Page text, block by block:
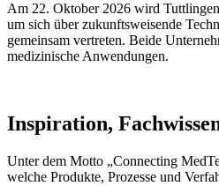
Am 22. Oktober 2026 wird
um sich über zukunftsweisende
gemeinsam vertreten. Beide
medizinische Anwendungen.
Inspiration,
Unter dem Motto „Connecting
welche Produkte, Prozesse und